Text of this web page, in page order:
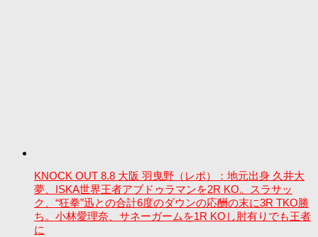
KNOCK OUT 8.8 大阪 羽曳野（レポ）：地元出身 久井大
夢、ISKA世界王者アブドゥラマンを2R KO。スラサッ
ク、“狂拳”迅との合計6度のダウンの応酬の末に3R TKO勝
ち。小林愛理奈、サネーガームを1R KOし肘有りでも王者
に